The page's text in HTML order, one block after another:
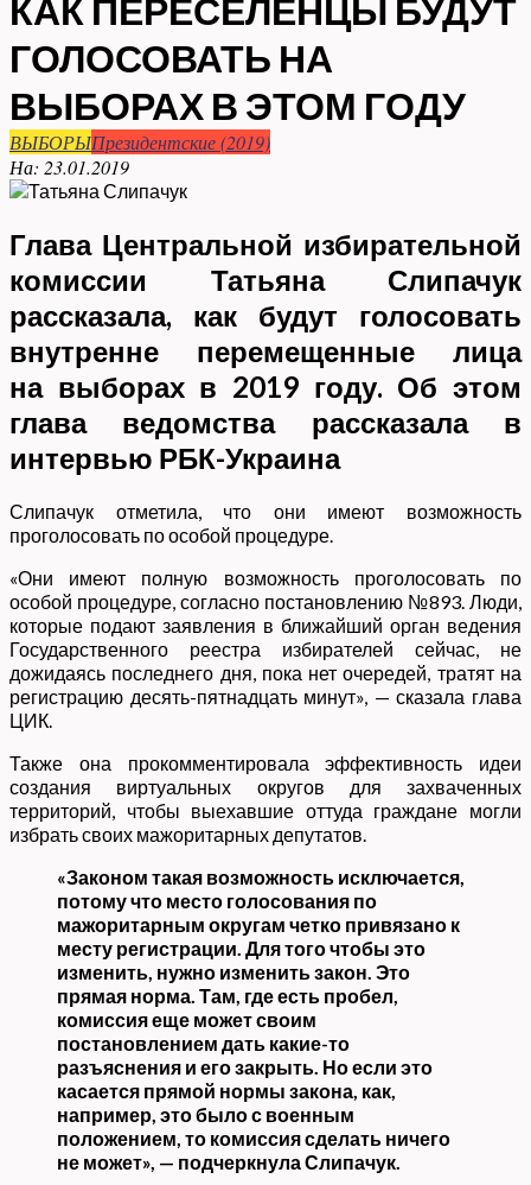
КАК ПЕРЕСЕЛЕНЦЫ БУДУТ
ГОЛОСОВАТЬ НА
ВЫБОРАХ В ЭТОМ ГОДУ
ВЫБОРЫПрезидентские (2019)
На: 23.01.2019
Глава Центральной избирательной
комиссии Татьяна Слипачук
рассказала, как будут голосовать
внутренне перемещенные лица
на выборах в 2019 году. Об этом
глава ведомства рассказала в
интервью РБК-Украина
Слипачук отметила, что они имеют возможность
проголосовать по особой процедуре.
«Они имеют полную возможность проголосовать по
особой процедуре, согласно постановлению №893. Люди,
которые подают заявления в ближайший орган ведения
Государственного реестра избирателей сейчас, не
дожидаясь последнего дня, пока нет очередей, тратят на
регистрацию десять-пятнадцать минут», — сказала глава
ЦИК.
Также она прокомментировала эффективность идеи
создания виртуальных округов для захваченных
территорий, чтобы выехавшие оттуда граждане могли
избрать своих мажоритарных депутатов.
«Законом такая возможность исключается,
потому что место голосования по
мажоритарным округам четко привязано к
месту регистрации. Для того чтобы это
изменить, нужно изменить закон. Это
прямая норма. Там, где есть пробел,
комиссия еще может своим
постановлением дать какие-то
разъяснения и его закрыть. Но если это
касается прямой нормы закона, как,
например, это было с военным
положением, то комиссия сделать ничего
не может», — подчеркнула Слипачук.